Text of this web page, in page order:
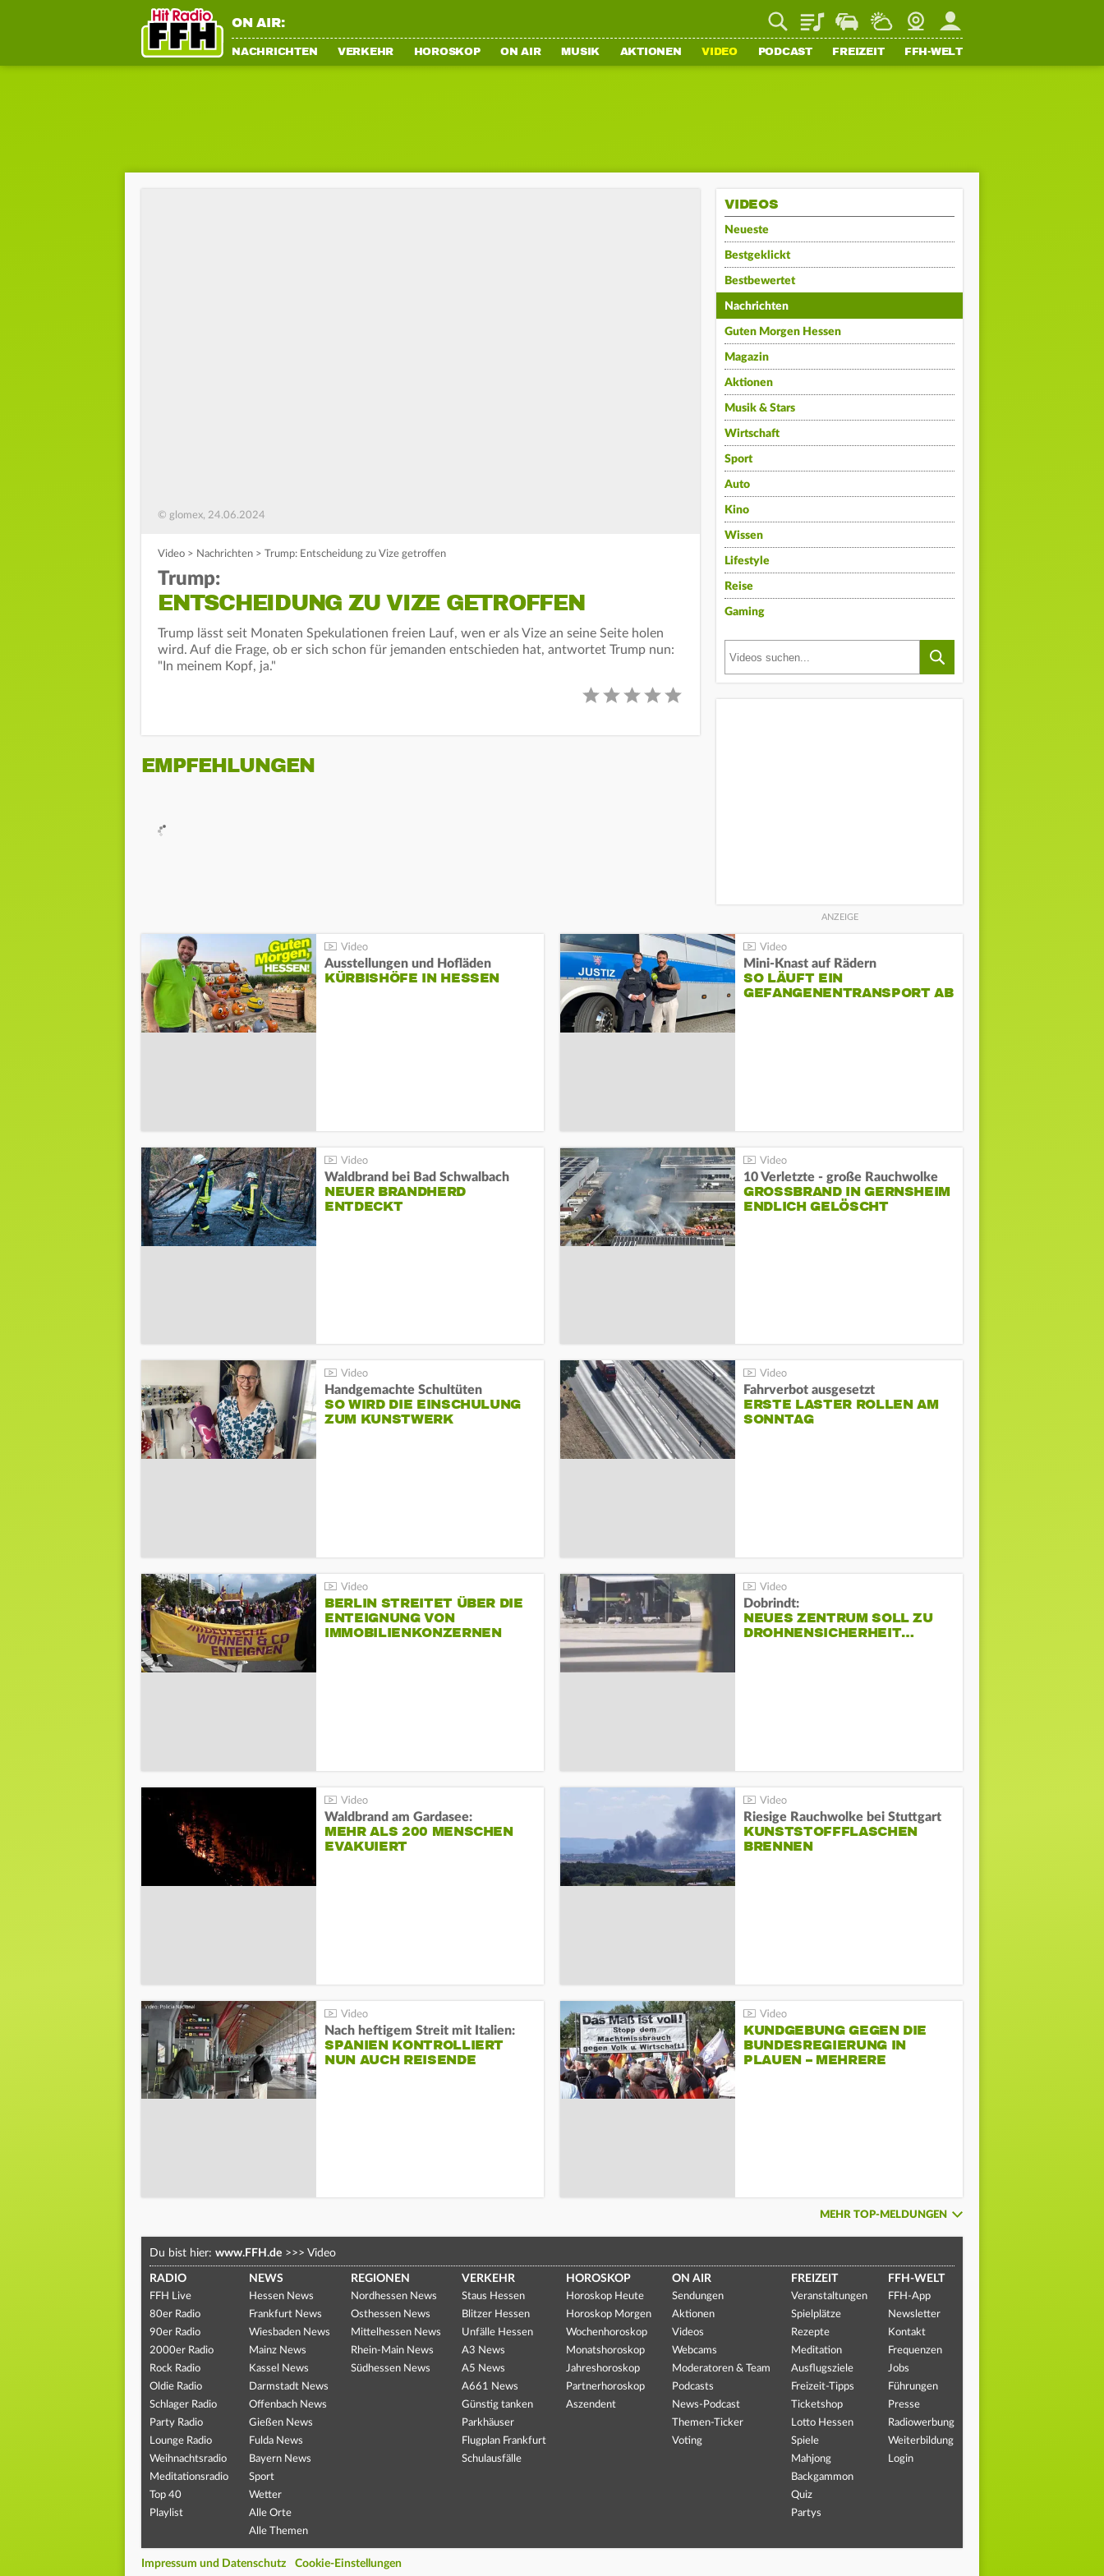
ON AIR: PlaylistStaupilotWetterWebcamMein FFH
NACHRICHTEN VERKEHR HOROSKOP ON AIR MUSIK AKTIONEN VIDEO PODCAST FREIZEIT FFH-WELT
© glomex, 24.06.2024
Video > Nachrichten > Trump: Entscheidung zu Vize getroffen
Trump:
ENTSCHEIDUNG ZU VIZE GETROFFEN
Trump lässt seit Monaten Spekulationen freien Lauf, wen er als Vize an seine Seite holen
wird. Auf die Frage, ob er sich schon für jemanden entschieden hat, antwortet Trump nun:
"In meinem Kopf, ja."
EMPFEHLUNGEN
VIDEOS
Neueste
Bestgeklickt
Bestbewertet
Nachrichten
Guten Morgen Hessen
Magazin
Aktionen
Musik & Stars
Wirtschaft
Sport
Auto
Kino
Wissen
Lifestyle
Reise
Gaming
Ausstellungen und Hofläden
KÜRBISHÖFE IN HESSEN
Mini-Knast auf Rädern
SO LÄUFT EIN
GEFANGENENTRANSPORT AB
Waldbrand bei Bad Schwalbach
NEUER BRANDHERD
ENTDECKT
10 Verletzte - große Rauchwolke
GROSSBRAND IN GERNSHEIM E
NDLICH GELÖSCHT
Handgemachte Schultüten
SO WIRD DIE EINSCHULUNG
ZUM KUNSTWERK
Fahrverbot ausgesetzt
ERSTE LASTER ROLLEN AM
SONNTAG
BERLIN STREITET ÜBER DIE
ENTEIGNUNG VON
IMMOBILIENKONZERNEN
Dobrindt:
NEUES ZENTRUM SOLL ZU
DROHNENSICHERHEIT…
Waldbrand am Gardasee:
MEHR ALS 200 MENSCHEN
EVAKUIERT
Riesige Rauchwolke bei Stuttgart
KUNSTSTOFFFLASCHEN
BRENNEN
Nach heftigem Streit mit Italien:
SPANIEN KONTROLLIERT
NUN AUCH REISENDE
KUNDGEBUNG GEGEN DIE
BUNDESREGIERUNG IN
PLAUEN – MEHRERE
MEHR TOP-MELDUNGEN
Du bist hier: www.FFH.de >>> Video
RADIO
FFH Live
80er Radio
90er Radio
2000er Radio
Rock Radio
Oldie Radio
Schlager Radio
Party Radio
Lounge Radio
Weihnachtsradio
Meditationsradio
Top 40
Playlist
NEWS
Hessen News
Frankfurt News
Wiesbaden News
Mainz News
Kassel News
Darmstadt News
Offenbach News
Gießen News
Fulda News
Bayern News
Sport
Wetter
Alle Orte
Alle Themen
REGIONEN
Nordhessen News
Osthessen News
Mittelhessen News
Rhein-Main News
Südhessen News
VERKEHR
Staus Hessen
Blitzer Hessen
Unfälle Hessen
A3 News
A5 News
A661 News
Günstig tanken
Parkhäuser
Flugplan Frankfurt
Schulausfälle
HOROSKOP
Horoskop Heute
Horoskop Morgen
Wochenhoroskop
Monatshoroskop
Jahreshoroskop
Partnerhoroskop
Aszendent
ON AIR
Sendungen
Aktionen
Videos
Webcams
Moderatoren & Team
Podcasts
News-Podcast
Themen-Ticker
Voting
FREIZEIT
Veranstaltungen
Spielplätze
Rezepte
Meditation
Ausflugsziele
Freizeit-Tipps
Ticketshop
Lotto Hessen
Spiele
Mahjong
Backgammon
Quiz
Partys
FFH-WELT
FFH-App
Newsletter
Kontakt
Frequenzen
Jobs
Führungen
Presse
Radiowerbung
Weiterbildung
Login
Impressum und Datenschutz Cookie-Einstellungen